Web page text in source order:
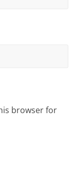
browser for